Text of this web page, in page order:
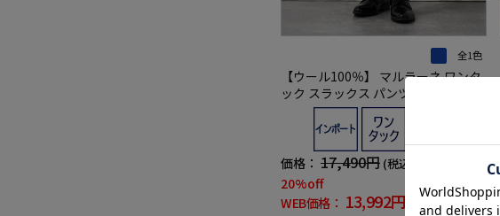
全1色
【ウール100％】 マルラーネ ワンタ
ック スラックス パンツ 通年
価格： 17,490円 (税込)
20%off
WEB価格： 13,992円 (税込)